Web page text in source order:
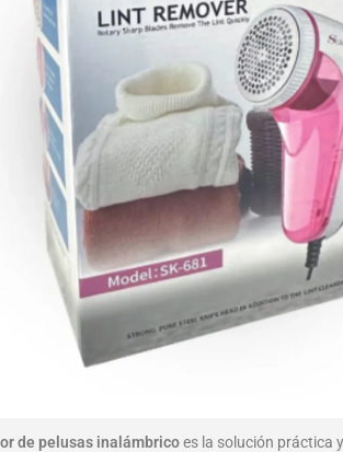
de pelusas inalámbricoes la solución práctica